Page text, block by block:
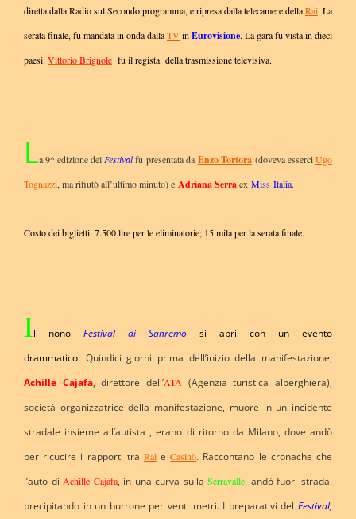
diretta dalla Radio sul Secondo programma, e ripresa dalla telecamere dellaRai. La
serata finale, fu mandata in onda dallaTV in Eurovisione. La gara fu vista in dieci
paesi. Vittorio Brignole fu il regista della trasmissione televisiva.
La 9^ edizione del Festivalfu presentata da Enzo Tortora(doveva esserciUgo
Tognazzi, ma rifiutò all’ultimo minuto) e Adriana Serraex Miss Italia.
Costo dei biglietti: 7.500 lire per le eliminatorie; 15 mila per la serata finale.
Il nono Festival di Sanremo si aprì con un evento
drammatico. Quindici giorni prima dell’inizio della manifestazione,
Achille Cajafa, direttore dell’ATA (Agenzia turistica alberghiera),
società organizzatrice della manifestazione, muore in un incidente
stradale insieme all’autista , erano di ritorno da Milano, dove andò
per ricucire i rapporti tra RaieCasinò. Raccontano le cronache che
l’auto diAchille Cajafa, in una curva sullaSerravalle, andò fuori strada,
precipitando in un burrone per venti metri. I preparativi del Festival,